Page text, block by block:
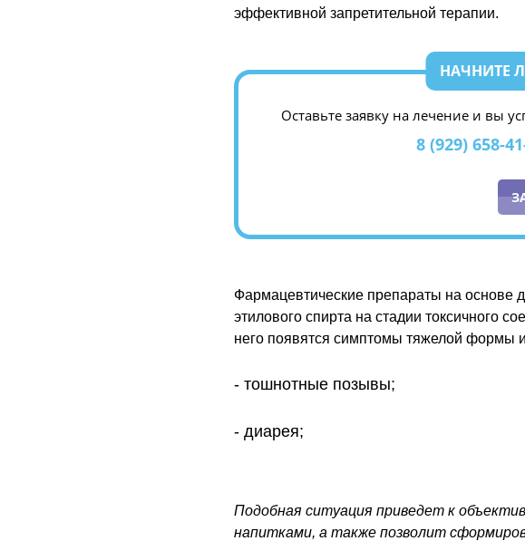
эффективной запретительной терапии.
НАЧНИТЕ
Оставьте заявку на лечение и вы
8 (929) 658-
Фармацевтические препараты на основе
этилового спирта на стадии токсичного
него появятся симптомы тяжелой формы
тошнотные позывы;
диарея;
Подобная ситуация приведет к
напитками, а также позволит